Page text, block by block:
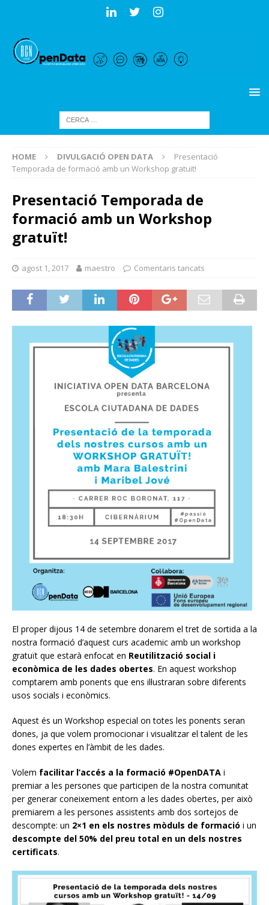
HOME DIVULGACIÓ OPEN DATA
Presentació
Temporada de formació amb un Workshop gratuït!
Presentació Temporada de
formació amb un Workshop
gratuït!
agost 1, 2017 maestro Comentaris tancats
El proper dijous 14 de setembre donarem el tret de sortida a la
nostra formació d’aquest curs academic amb un workshop
gratuït que estarà enfocat en Reutilització social i
econòmica de les dades obertes. En aquest workshop
comptarem amb ponents que ens il·lustraran sobre diferents
usos socials i econòmics.
Aquest és un Workshop especial on totes les ponents seran
dones, ja que volem promocionar i visualitzar el talent de les
dones expertes en l’àmbit de les dades.
Volem facilitar l’accés a la formació #OpenDATA i
premiar a les persones que participen de la nostra comunitat
per generar coneixement entorn a les dades obertes, per això
premiarem a les persones assistents amb dos sortejos de
descompte: un 2×1 en els nostres mòduls de formació i un
descompte del 50% del preu total en un dels nostres
certificats.